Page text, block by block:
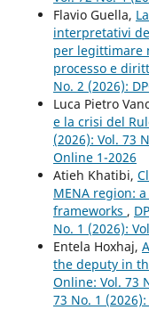
Flavio Guella,
interpretativi
per legittimare
processo e
No. 2 (2026):
Luca Pietro
e la crisi del
(2026): Vol. 73
Online 1-2026
Atieh Khatibi,
MENA region:
frameworks ,
No. 1 (2026):
Entela Hoxhaj,
the deputy in
Online: Vol. 73
73 No. 1